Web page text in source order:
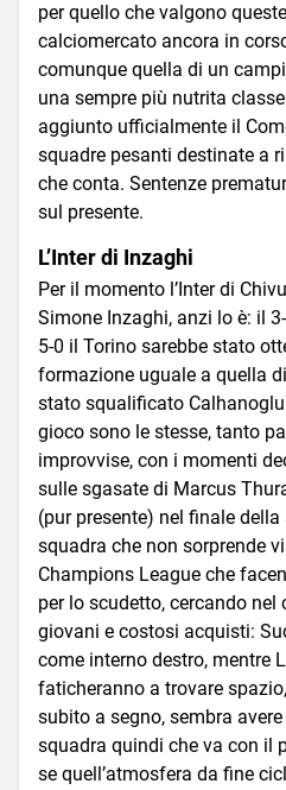
per quello che valgono
calciomercato ancora in
comunque quella di un
una sempre più nutrita
aggiunto ufficialmente il
squadre pesanti destinate a
che conta. Sentenze
sul presente.
L’Inter di Inzaghi
Per il momento l’Inter di
Simone Inzaghi, anzi lo è: il
5-0 il Torino sarebbe stato
formazione uguale a quella
stato squalificato
gioco sono le stesse, tanto
improvvise, con i momenti
sulle sgasate di Marcus
(pur presente) nel finale
squadra che non sorprende
Champions League che
per lo scudetto, cercando nel
giovani e costosi acquisti:
come interno destro, mentre
faticheranno a trovare
subito a segno, sembra
squadra quindi che va con il
se quell’atmosfera da fine